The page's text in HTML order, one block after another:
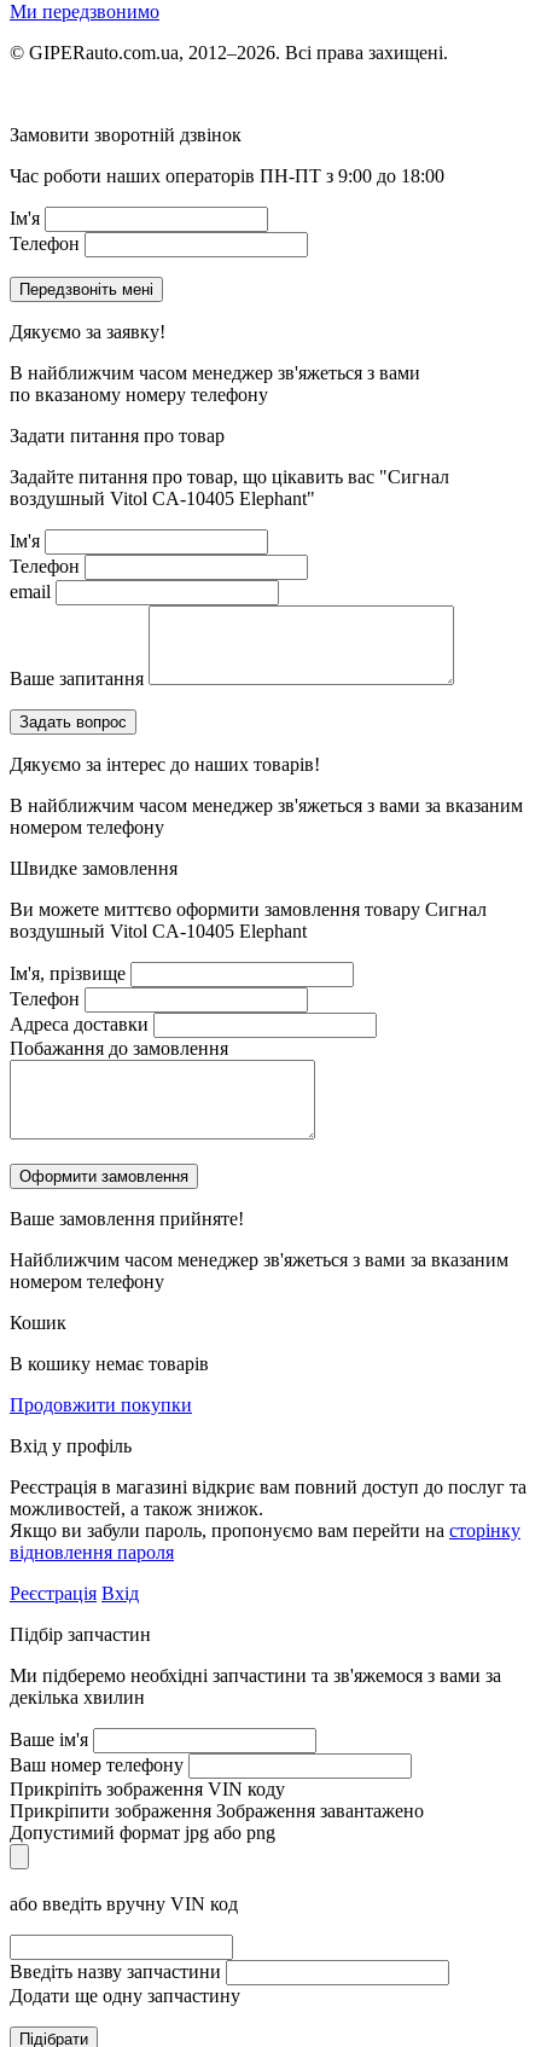
Ми передзвонимо
© GIPERauto.com.ua, 2012–2026. Всі права захищені.
Замовити зворотній дзвінок
Час роботи наших операторів ПН-ПТ з 9:00 до 18:00
Ім'я
Телефон
Дякуємо за заявку!
В найближчим часом менеджер зв'яжеться з вами
по вказаному номеру телефону
Задати питання про товар
Задайте питання про товар, що цікавить вас "Сигнал
воздушный Vitol CA-10405 Elephant"
Ім'я
Телефон
email
Ваше запитання
Дякуємо за інтерес до наших товарів!
В найближчим часом менеджер зв'яжеться з вами за вказаним
номером телефону
Швидке замовлення
Ви можете миттєво оформити замовлення товару Сигнал
воздушный Vitol CA-10405 Elephant
Ім'я, прізвище
Телефон
Адреса доставки
Побажання до замовлення
Ваше замовлення прийняте!
Найближчим часом менеджер зв'яжеться з вами за вказаним
номером телефону
Кошик
В кошику немає товарів
Продовжити покупки
Вхід у профіль
Реєстрація в магазині відкриє вам повний доступ до послуг та
можливостей, а також знижок.
Якщо ви забули пароль, пропонуємо вам перейти на сторінку
відновлення пароля
Реєстрація Вхід
Підбір запчастин
Ми підберемо необхідні запчастини та зв'яжемося з вами за
декілька хвилин
Ваше ім'я
Ваш номер телефону
Прикріпіть зображення VIN коду
Прикріпити зображення Зображення завантажено
Допустимий формат jpg або png
або введіть вручну VIN код
Введіть назву запчастини
Додати ще одну запчастину